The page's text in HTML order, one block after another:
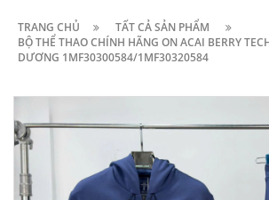
TRANG CHỦ
TẤT CẢ SẢN PHẨM
BỘ THỂ THAO CHÍNH HÃNG ON ACAI BERRY
DƯƠNG 1MF30300584/1MF30320584